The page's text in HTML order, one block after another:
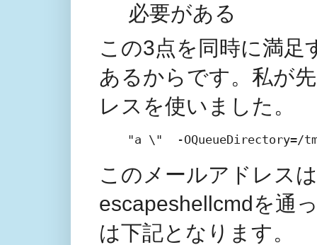
必要がある
この3点を同時に満足
あるからです。私が
レスを使いました。
"a \"  -OQueueDirectory=/
このメールアドレス
escapeshellcmdを通
は下記となります。